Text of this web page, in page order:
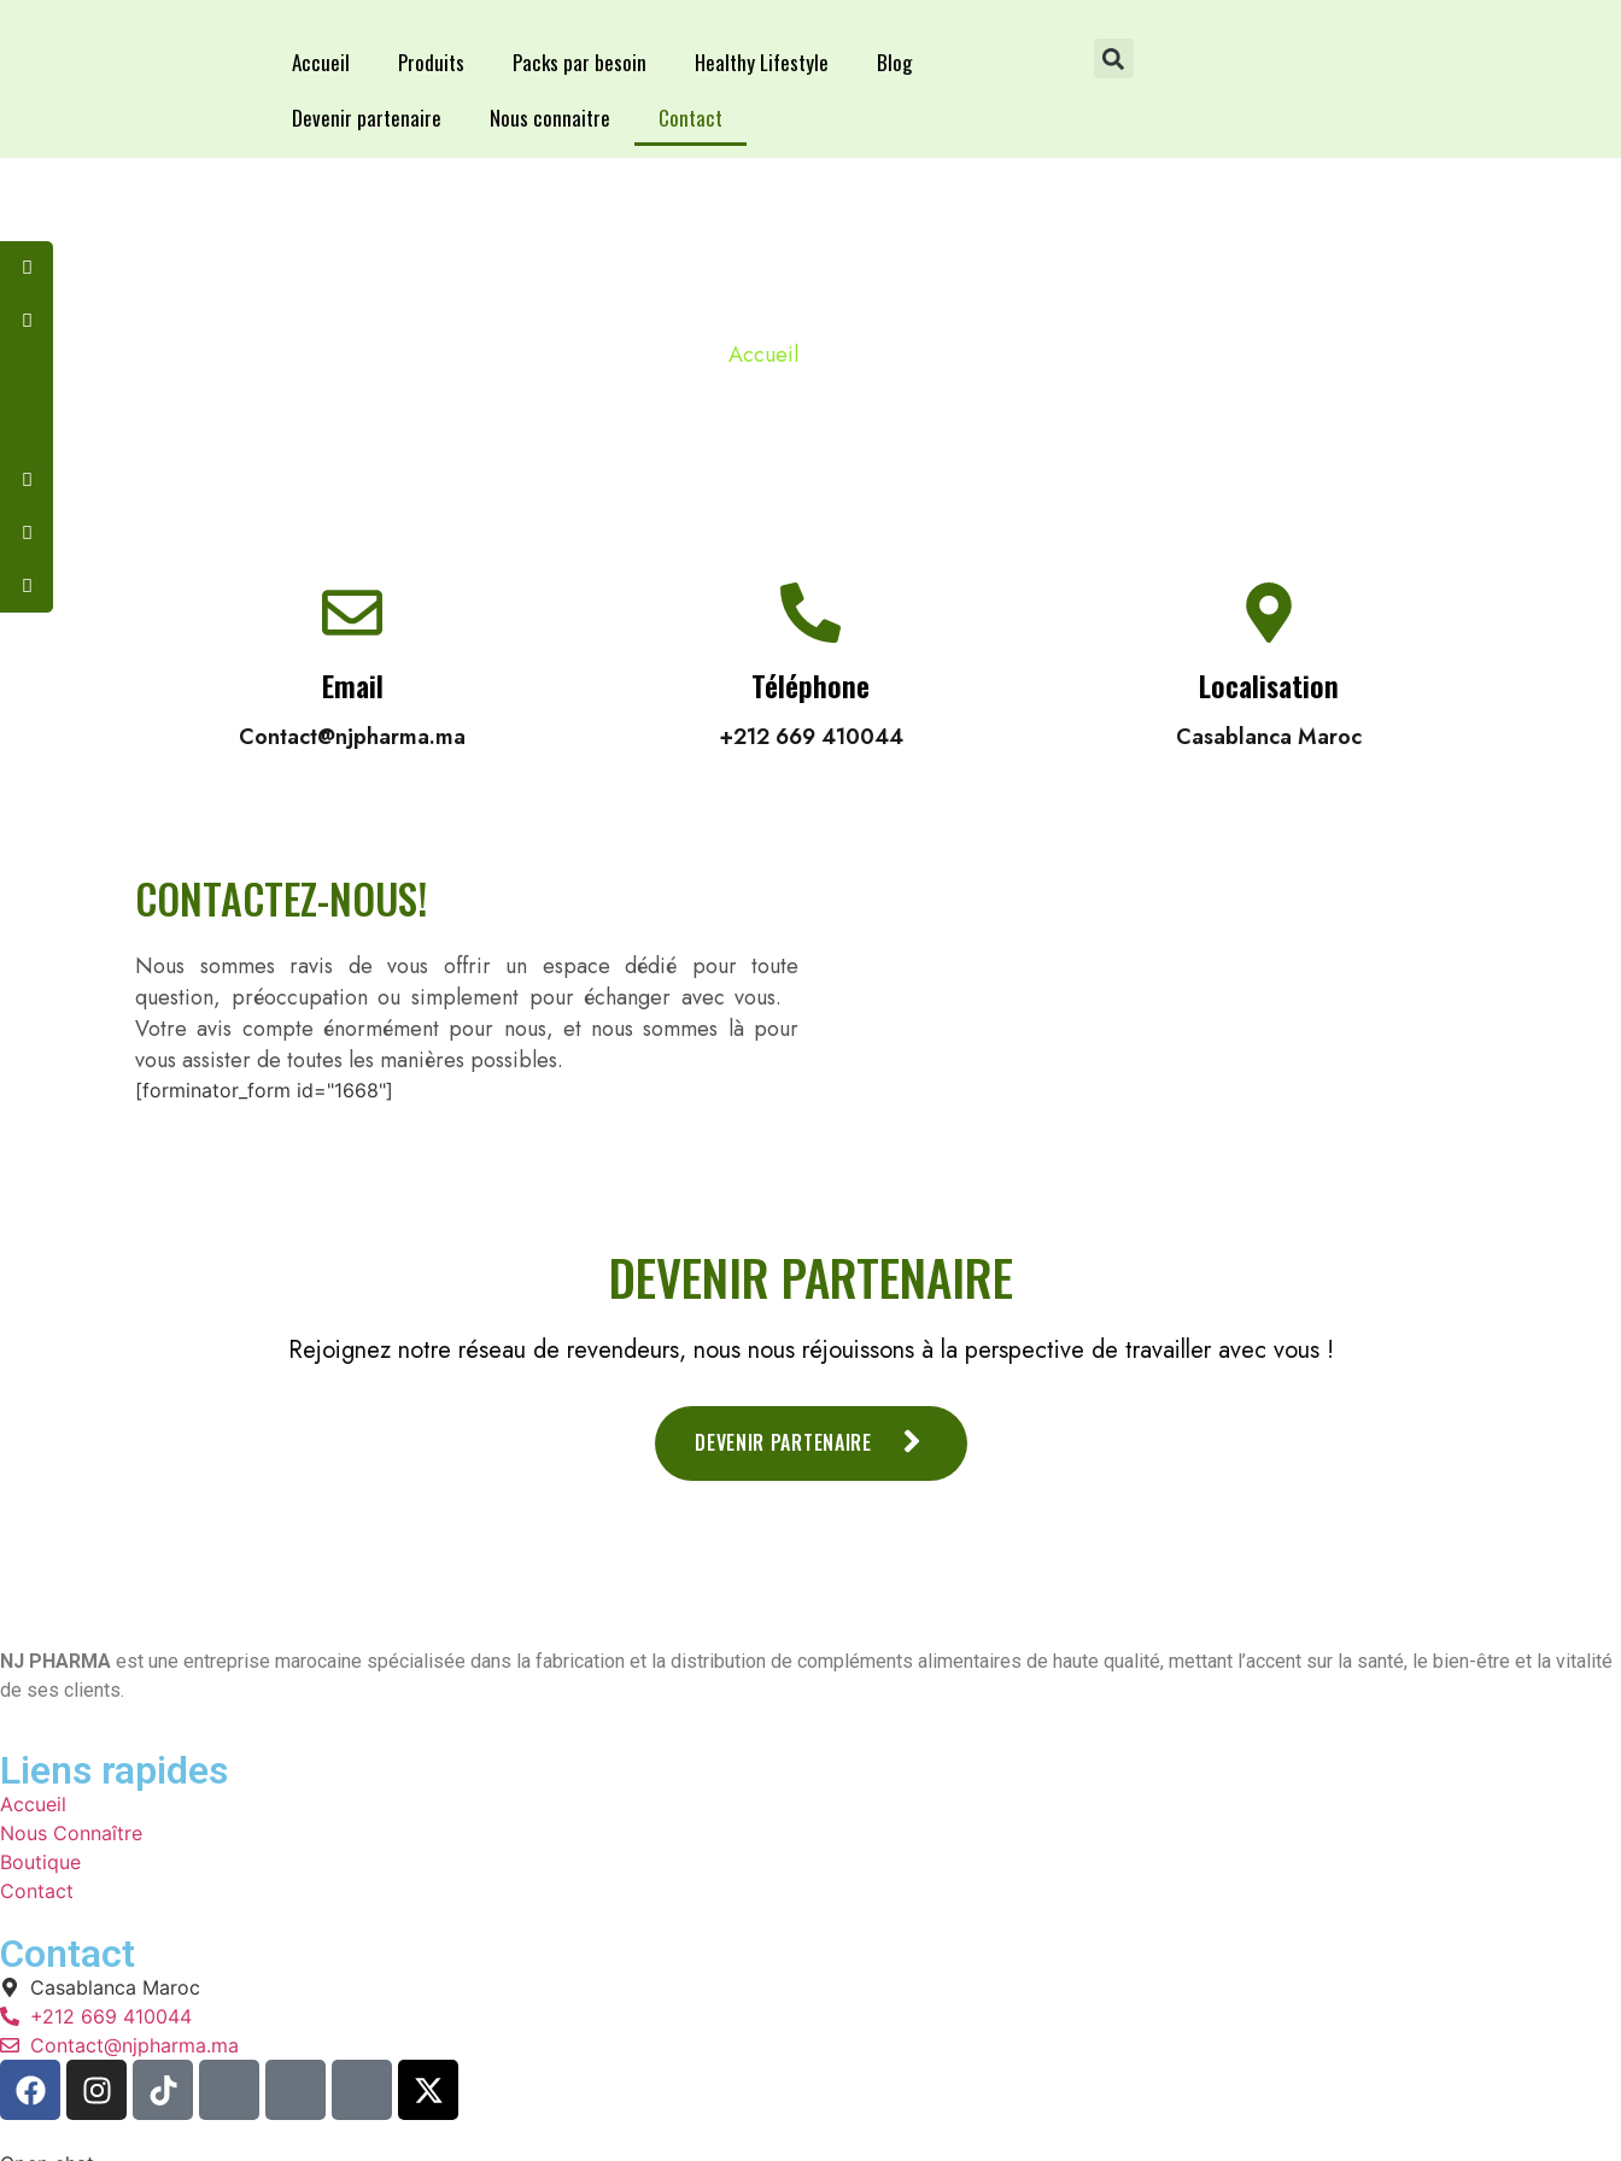
Accueil Produits Packs par besoin Healthy Lifestyle
Blog
Devenir partenaire
Nous connaitre Contact
Accueil
Email
Contact@njpharma.ma
Téléphone
+212 669 410044
Localisation
Casablanca Maroc
CONTACTEZ-NOUS!
Nous sommes ravis de vous offrir un espace dédié pour toute
question, préoccupation ou simplement pour échanger avec vous.
Votre avis compte énormément pour nous, et nous sommes là pour
vous assister de toutes les manières possibles.
[forminator_form id="1668"]
DEVENIR PARTENAIRE
Rejoignez notre réseau de revendeurs, nous nous réjouissons à la perspective de travailler avec vous !
DEVENIR PARTENAIRE
NJ PHARMA est une entreprise marocaine spécialisée dans la fabrication et la distribution de compléments alimentaires de haute qualité, mettant l’accent sur la santé, le bien-être et la vitalité
de ses clients.
Liens rapides
Accueil
Nous Connaître
Boutique
Contact
Contact
Casablanca Maroc
+212 669 410044
Contact@njpharma.ma